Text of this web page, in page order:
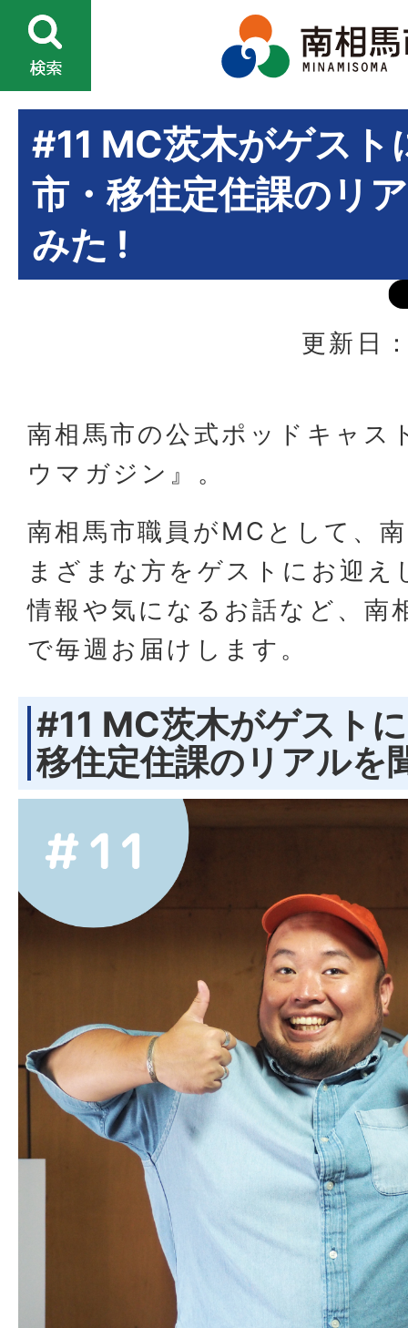
#11 MC茨木がゲスト
市・移住定住課のリ
みた !
更新日
南相馬市の公式ポッドキャス
ウマガジン』。
南相馬市職員がMCとして、
まざまな方をゲストにお迎え
情報や気になるお話など、南
で毎週お届けします。
#11 MC茨木がゲスト
移住定住課のリアルを